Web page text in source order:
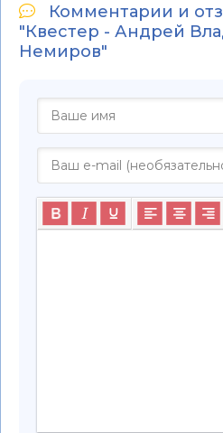
Комментарии и
"Квестер - Андрей
Немиров"